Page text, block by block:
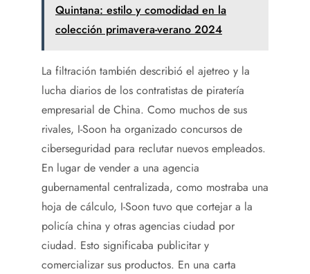
Quintana: estilo y comodidad en la
colección primavera-verano 2024
La filtración también describió el ajetreo y la
lucha diarios de los contratistas de piratería
empresarial de China. Como muchos de sus
rivales, I-Soon ha organizado concursos de
ciberseguridad para reclutar nuevos empleados.
En lugar de vender a una agencia
gubernamental centralizada, como mostraba una
hoja de cálculo, I-Soon tuvo que cortejar a la
policía china y otras agencias ciudad por
ciudad. Esto significaba publicitar y
comercializar sus productos. En una carta